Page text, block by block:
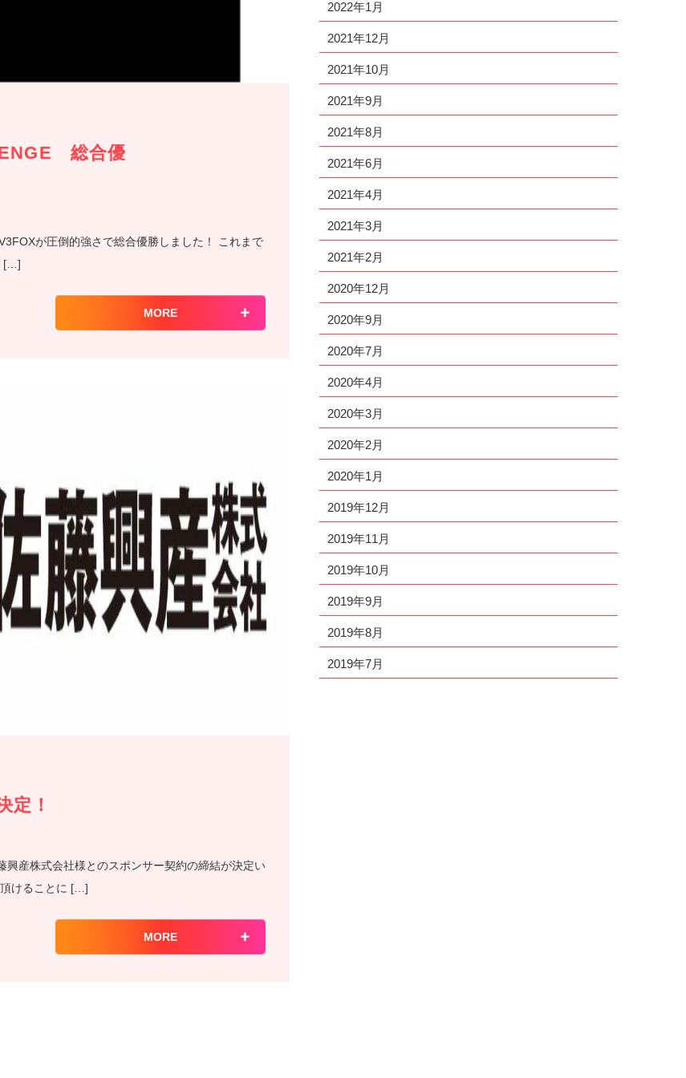
総合優
が圧倒的強さで総合優勝しました！ これまで
[…]
MORE
定！
産株式会社様とのスポンサー契約の締結が決定い
けることに […]
MORE
2022年1月
2021年12月
2021年10月
2021年9月
2021年8月
2021年6月
2021年4月
2021年3月
2021年2月
2020年12月
2020年9月
2020年7月
2020年4月
2020年3月
2020年2月
2020年1月
2019年12月
2019年11月
2019年10月
2019年9月
2019年8月
2019年7月